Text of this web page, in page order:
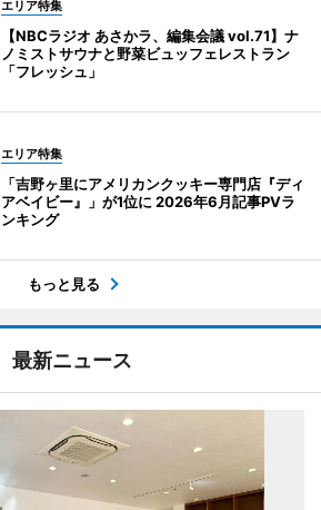
エリア特集
【NBCラジオ あさかラ、編集会議 vol.71】ナ
ノミストサウナと野菜ビュッフェレストラン
「フレッシュ」
エリア特集
「吉野ヶ里にアメリカンクッキー専門店『ディ
アベイビー』」が1位に 2026年6月記事PVラ
ンキング
もっと見る
最新ニュース